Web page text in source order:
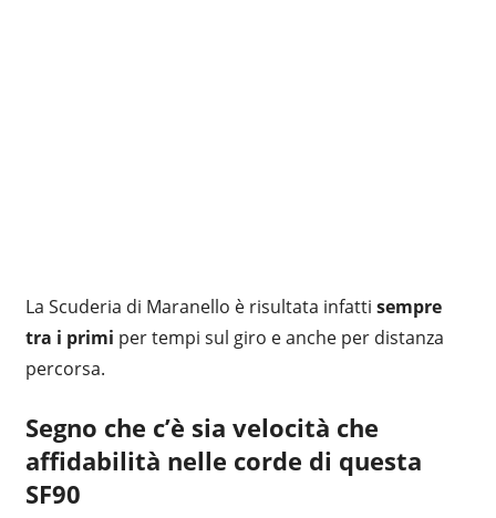
La Scuderia di Maranello è risultata infatti sempre
tra i primi per tempi sul giro e anche per distanza
percorsa.
Segno che c’è sia velocità che
affidabilità nelle corde di questa
SF90